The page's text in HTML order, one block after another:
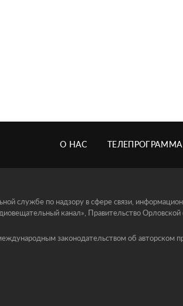
О НАС ТЕЛЕПРОГРАММА
службе по надзору в сфере связи,
канал», Правительство Орловской
законодательством об авторском